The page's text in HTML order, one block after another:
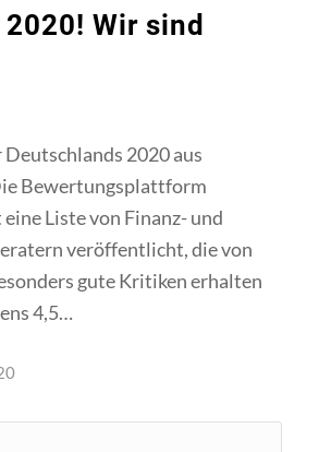
2020! Wir sind
2020 aus
Bewertungsplattform
Liste von Finanz- und
veröffentlicht, die von
gute Kritiken erhalten
4,5…